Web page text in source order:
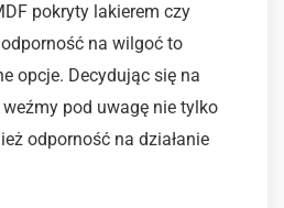
pokryty lakierem czy
na wilgoć to
opcje. Decydując się na
weźmy pod uwagę nie tylko
odporność na działanie